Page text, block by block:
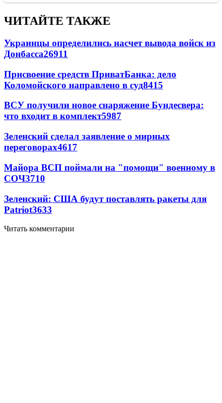
ЧИТАЙТЕ ТАКЖЕ
Украинцы определились насчет вывода войск из
Донбасса26911
Присвоение средств ПриватБанка: дело
Коломойского направлено в суд8415
ВСУ получили новое снаряжение Бундесвера:
что входит в комплект5987
Зеленский сделал заявление о мирных
переговорах4617
Майора ВСП поймали на "помощи" военному в
СОЧ3710
Зеленский: США будут поставлять ракеты для
Patriot3633
Читать комментарии